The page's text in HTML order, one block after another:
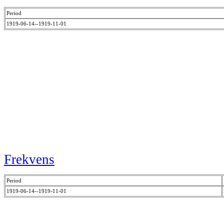
Period
1919-06-14--1919-11-01
Frekvens
Period
1919-06-14--1919-11-01